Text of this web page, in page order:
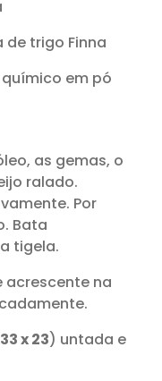
trigo Finna
em pó
as gemas, o
ralado.
Por
Bata
tigela.
acrescente na
33 x 23) untada e